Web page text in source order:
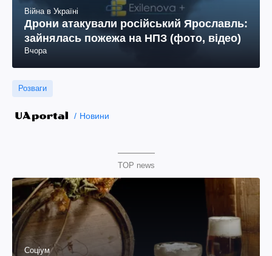
Війна в Україні
Дрони атакували російський Ярославль:
зайнялась пожежа на НПЗ (фото, відео)
Вчора
Розваги
Новини
TOP news
Соціум